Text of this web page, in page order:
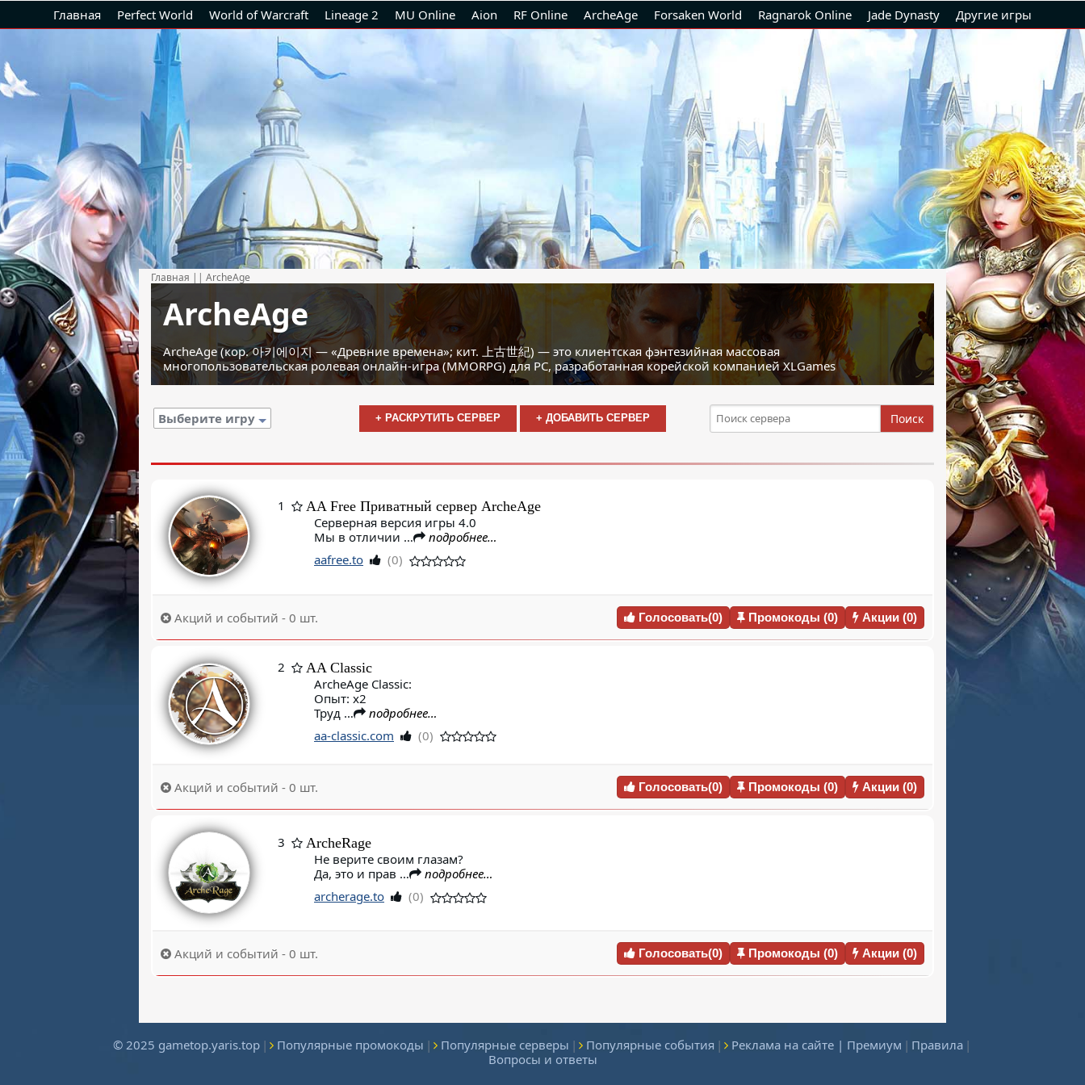
Главная Perfect World World of Warcraft Lineage 2 MU Online Aion RF Online ArcheAge Forsaken World Ragnarok Online Jade Dynasty Другие игры
Главная || ArcheAge
ArcheAge
ArcheAge (кор. 아키에이지 — «Древние времена»; кит. 上古世紀) — это клиентская фэнтезийная массовая
многопользовательская ролевая онлайн-игра (MMORPG) для PC, разработанная корейской компанией XLGames
Выберите игру + РАСКРУТИТЬ СЕРВЕР + ДОБАВИТЬ СЕРВЕР Поиск
1
AA Free Приватный сервер ArcheAge
Серверная версия игры 4.0
Мы в отличии …
подробнее…
aafree.to
(0)
Акций и событий - 0 шт. Голосовать(0) Промокоды (0) Акции (0)
2
AA Classic
ArcheAge Classic:
Опыт: х2
Труд …
подробнее…
aa-classic.com
(0)
Акций и событий - 0 шт. Голосовать(0) Промокоды (0) Акции (0)
3
ArcheRage
Не верите своим глазам?
Да, это и прав …
подробнее…
archerage.to
(0)
Акций и событий - 0 шт. Голосовать(0) Промокоды (0) Акции (0)
© 2025 gametop.yaris.top | Популярные промокоды | Популярные серверы | Популярные события | Реклама на сайте | Премиум | Правила |
Вопросы и ответы